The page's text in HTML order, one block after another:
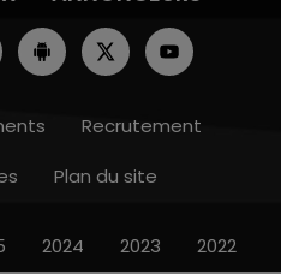
Recrutement
Plan du site
2024 2023 2022